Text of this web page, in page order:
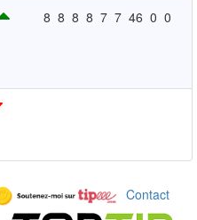
8 8 8 8 7 7 46 0 0
Contact